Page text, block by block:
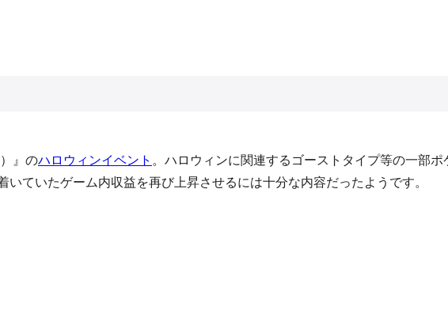
』のハロウィンイベント 。ハロウィンに関連するゴーストタイプ等の一部
ていたゲーム内収益を再び上昇させるには十分な内容だったようです。